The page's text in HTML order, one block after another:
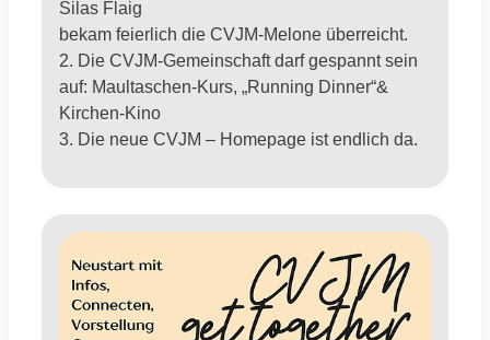
Silas Flaig
bekam feierlich die CVJM-Melone überreicht.
2. Die CVJM-Gemeinschaft darf gespannt sein
auf: Maultaschen-Kurs, „Running Dinner“&
Kirchen-Kino
3. Die neue CVJM – Homepage ist endlich da.